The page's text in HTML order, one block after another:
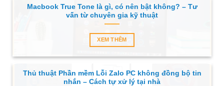
Macbook True Tone là gì, có nên bật không? – Tư
vấn từ chuyên gia kỹ thuật
XEM THÊM
Thủ thuật Phần mềm Lỗi Zalo PC không đồng bộ tin
nhắn – Cách tự xử lý tại nhà